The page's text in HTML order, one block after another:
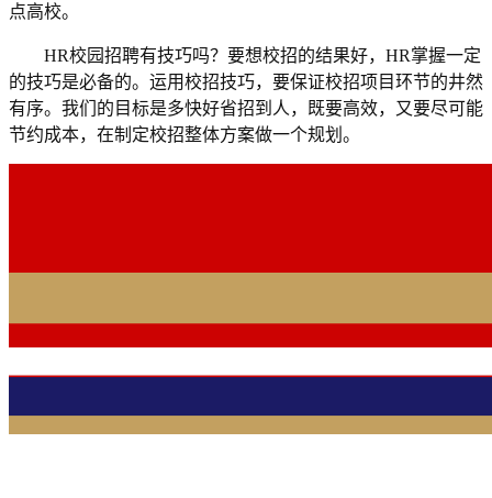
点高校。
HR校园招聘有技巧吗？要想校招的结果好，HR掌握一定
的技巧是必备的。运用校招技巧，要保证校招项目环节的井然
有序。我们的目标是多快好省招到人，既要高效，又要尽可能
节约成本，在制定校招整体方案做一个规划。